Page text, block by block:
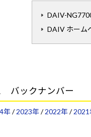
DAIV-
DAIV ホーム
バックナンバー
年/2023年/2022年/2021